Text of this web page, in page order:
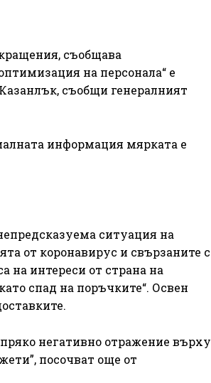
съобщава
на персонала“ е
съобщи генералният
информация мярката е
ситуация на
от коронавирус и свързаните с
на интереси от страна на
спад на поръчките“. Освен
негативно отражение върху
посочват още от